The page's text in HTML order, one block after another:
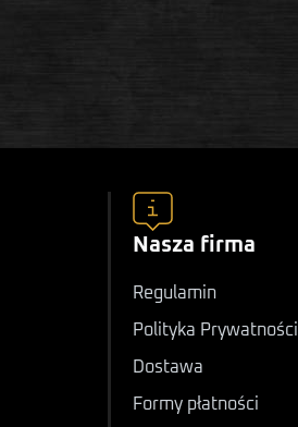
Nasza firma
Regulamin
Polityka Prywatności
Dostawa
Formy płatności